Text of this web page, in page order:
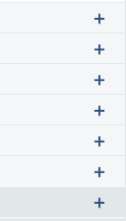
＋
＋
＋
＋
＋
＋
＋